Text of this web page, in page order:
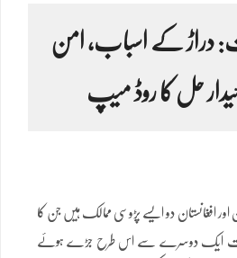
دراڑ کے اسباب، امن
حل کا روڈ میپ
اور افغانستان دو ایسے پڑوسی ممالک ہیں جن کا
ثقافت ایک دوسرے سے اس طرح جڑے ہوئے